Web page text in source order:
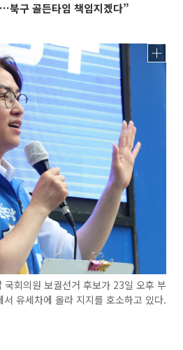
북구 골든타임 책임지겠다”
회의원 보궐선거 후보가 23일 오후 부
유세차에 올라 지지를 호소하고 있다.